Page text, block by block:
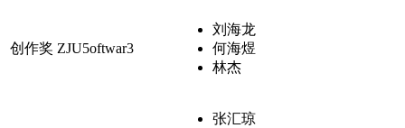
创作奖 ZJU5oftwar3
刘海龙
何海煜
林杰
张汇琼